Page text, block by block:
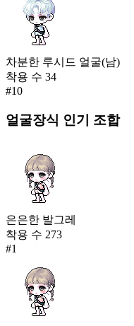
차분한 루시드 얼굴(남)
착용 수 34
#10
얼굴장식 인기 조합
은은한 발그레
착용 수 273
#1